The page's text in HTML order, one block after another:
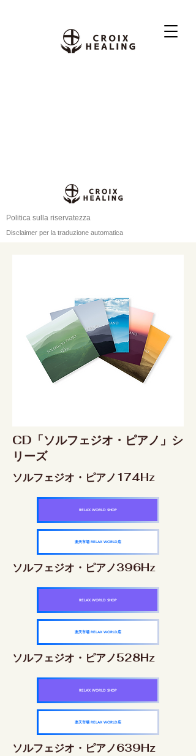
Politica sulla riservatezza
Disclaimer per la traduzione automatica
CD「ソルフェジオ・ピアノ」シ
リーズ
ソルフェジオ・ピアノ174Hz
RELAX WORLD SHOP
楽天市場 RELAX WORLD店
ソルフェジオ・ピアノ396Hz
RELAX WORLD SHOP
楽天市場 RELAX WORLD店
ソルフェジオ・ピアノ528Hz
RELAX WORLD SHOP
楽天市場 RELAX WORLD店
ソルフェジオ・ピアノ639Hz